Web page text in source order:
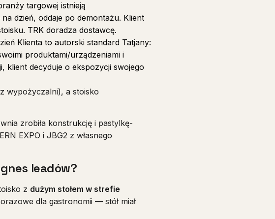
targowej istnieją
dzień, oddaje po demontażu. Klient
TRK doradza dostawcę.
Klienta to autorski standard Tatjany:
produktami/urządzeniami i
klient decyduje o ekspozycji swojego
wypożyczalni), a stoisko
zrobiła konstrukcję i pastylkę-
EXPO i JBG2 z własnego
leadów?
z dużym stołem w strefie
dla gastronomii — stół miał